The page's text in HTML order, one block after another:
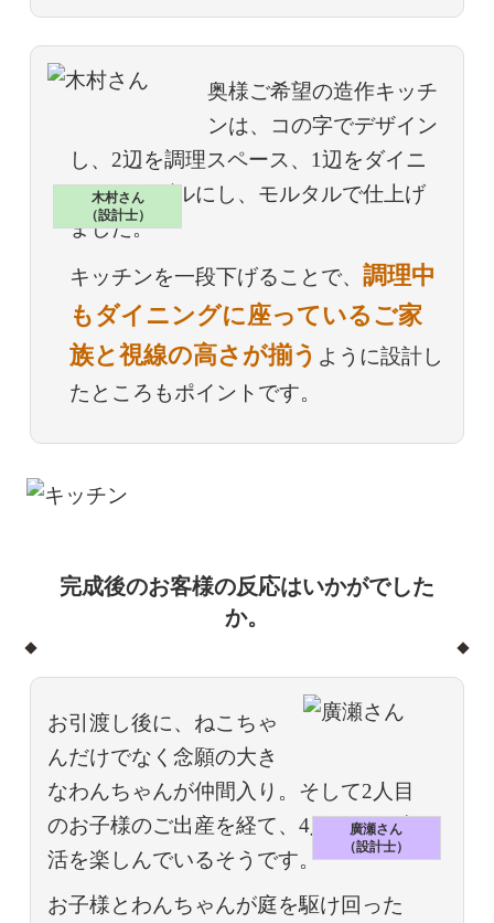
木村さん
（設計士）
奥様ご希望の造作キッチ
ンは、コの字でデザイン
し、2辺を調理スペース、1辺をダイニ
ングテーブルにし、モルタルで仕上げ
ました。
キッチンを一段下げることで、調理中
もダイニングに座っているご家
族と視線の高さが揃う ように設計し
たところもポイントです。
完成後のお客様の反応はいかがでした
か。
廣瀬さん
（設計士）
お引渡し後に、ねこちゃ
んだけでなく念願の大き
なわんちゃんが仲間入り。そして2人目
のお子様のご出産を経て、4人+2匹の生
活を楽しんでいるそうです。
お子様とわんちゃんが庭を駆け回った